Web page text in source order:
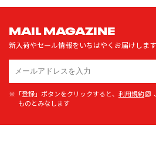
MAIL MAGAZINE
新入荷やセール情報をいちはやくお届けします
※「登録」ボタンをクリックすると、 利用規約 、
ものとみなします